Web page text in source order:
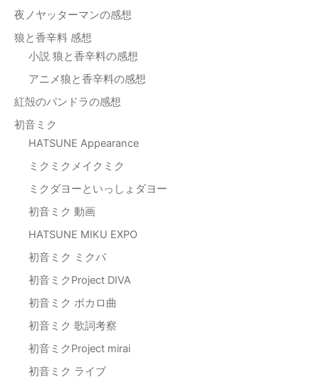
夜ノヤッターマンの感想
狼と香辛料 感想
小説 狼と香辛料の感想
アニメ狼と香辛料の感想
紅殻のパンドラの感想
初音ミク
HATSUNE Appearance
ミクミクメイクミク
ミクダヨーといっしょダヨー
初音ミク 動画
HATSUNE MIKU EXPO
初音ミク ミクパ
初音ミクProject DIVA
初音ミク ボカロ曲
初音ミク 歌詞考察
初音ミクProject mirai
初音ミク ライブ